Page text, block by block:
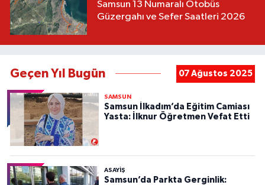
Samsun 13 Numaralı Otobüs
Güzergahı ve Sefer Saatleri 2026
Geçen Yıl Bugün 07 Ağustos 2025
SAMSUN
Samsun İlkadım’da Eğitim Camiası
Yasta: İlknur Öğretmen Vefat Etti
ASAYIŞ
Samsun’da Parkta Gerginlik: